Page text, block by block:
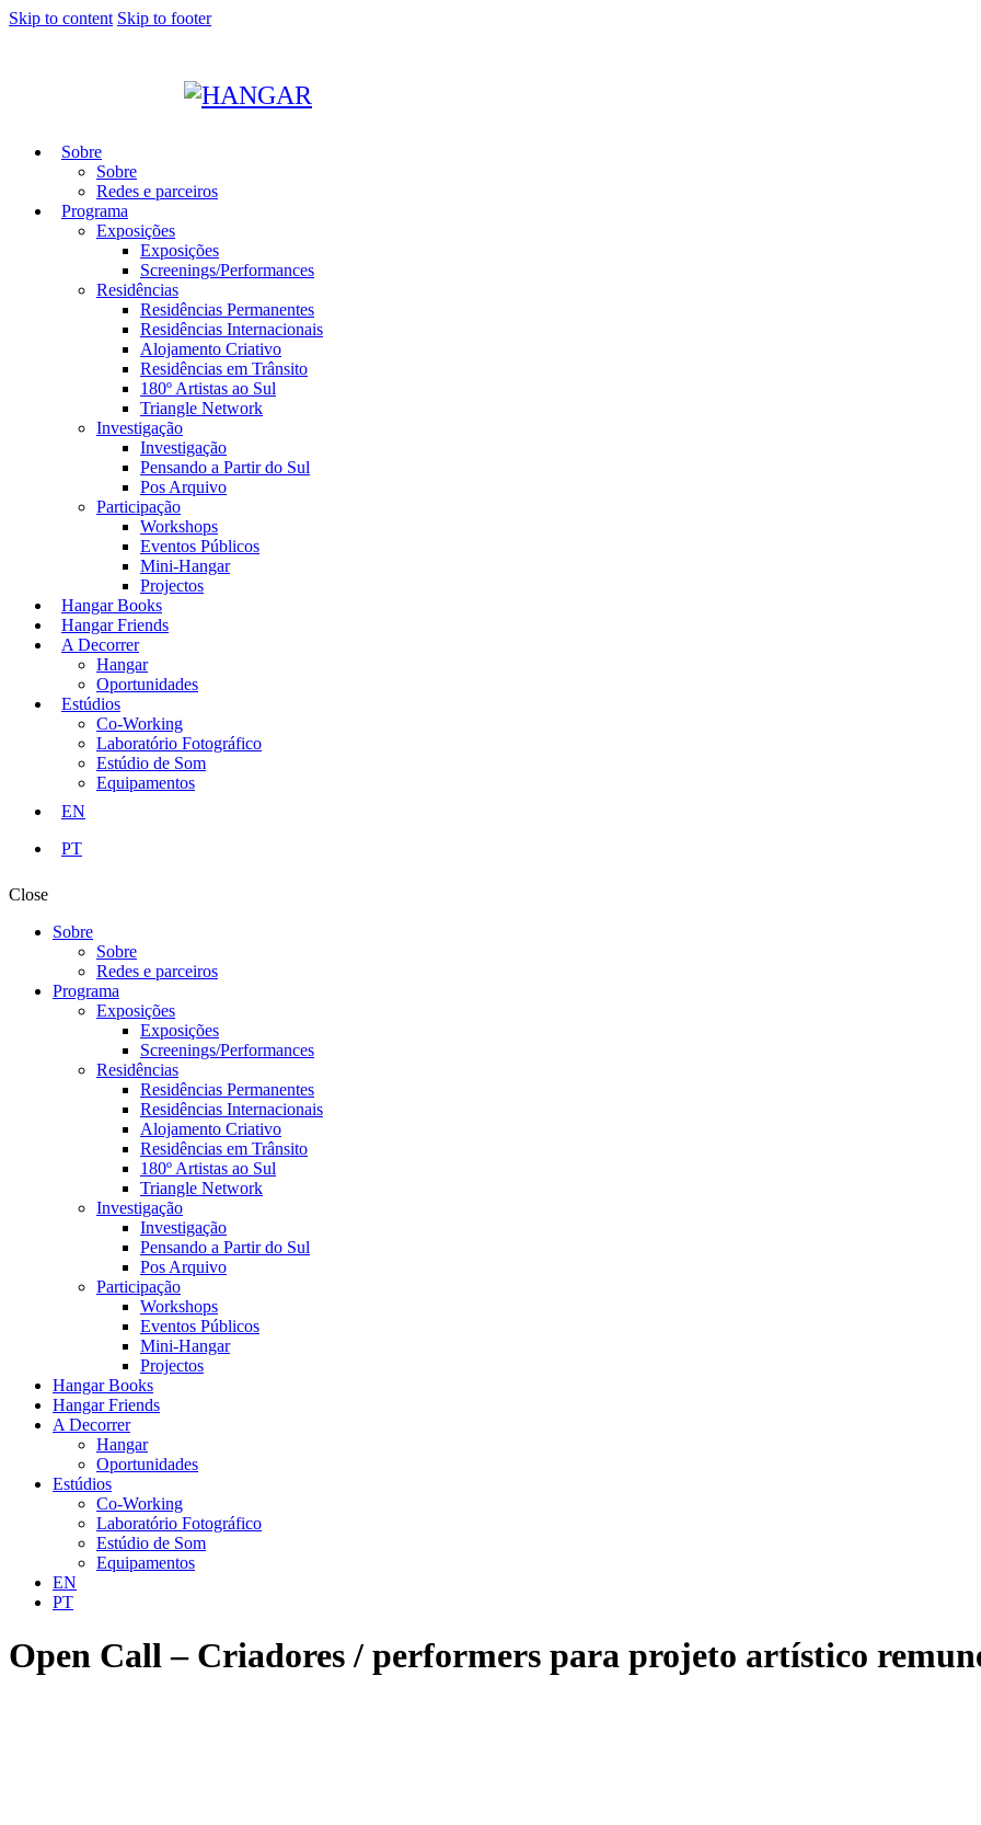
Skip to content Skip to footer
Sobre
Sobre
Redes e parceiros
Programa
Exposições
Exposições
Screenings/Performances
Residências
Residências Permanentes
Residências Internacionais
Alojamento Criativo
Residências em Trânsito
180º Artistas ao Sul
Triangle Network
Investigação
Investigação
Pensando a Partir do Sul
Pos Arquivo
Participação
Workshops
Eventos Públicos
Mini-Hangar
Projectos
Hangar Books
Hangar Friends
A Decorrer
Hangar
Oportunidades
Estúdios
Co-Working
Laboratório Fotográfico
Estúdio de Som
Equipamentos
EN
PT
Close
Sobre
Sobre
Redes e parceiros
Programa
Exposições
Exposições
Screenings/Performances
Residências
Residências Permanentes
Residências Internacionais
Alojamento Criativo
Residências em Trânsito
180º Artistas ao Sul
Triangle Network
Investigação
Investigação
Pensando a Partir do Sul
Pos Arquivo
Participação
Workshops
Eventos Públicos
Mini-Hangar
Projectos
Hangar Books
Hangar Friends
A Decorrer
Hangar
Oportunidades
Estúdios
Co-Working
Laboratório Fotográfico
Estúdio de Som
Equipamentos
EN
PT
Open Call – Criadores / performers para projeto artístico